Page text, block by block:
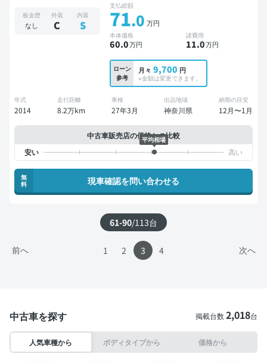
板金歴
なし
外装
C
内装
S
支払総額
71.0 万円
本体価格
60.0万円
諸費用
11.0万円
ローン
参考
月々 9,700 円
※金額は変更できます。
年式
2014
走行距離
8.2万km
車検
27年3月
出品地域
神奈川県
納期の目安
12月〜1月
中古車販売店の価格との比較
平均相場
無
料
現車確認を問い合わせる
61-90/113台
前へ 次へ
1 2 3 4
中古車を探す 掲載台数2,018台
人気車種から ボディタイプから 価格から